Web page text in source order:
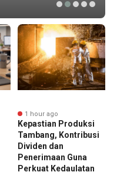
1 hour ago
Kepastian Produksi
Tambang, Kontribusi
Dividen dan
Penerimaan Guna
Perkuat Kedaulatan